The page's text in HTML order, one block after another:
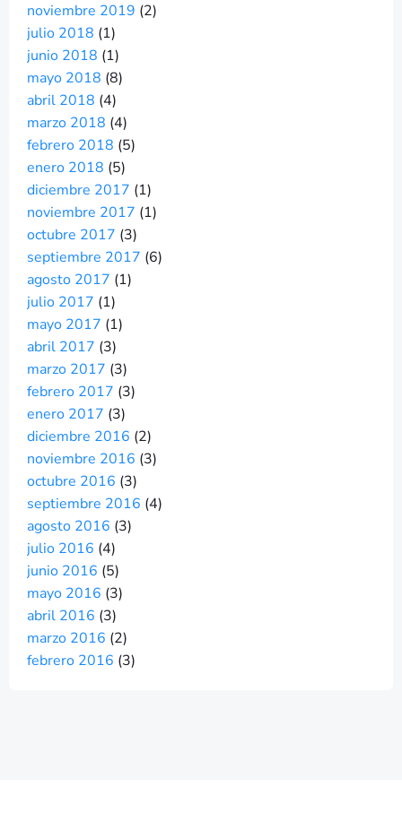
noviembre 2019 (2)
julio 2018 (1)
junio 2018 (1)
mayo 2018 (8)
abril 2018 (4)
marzo 2018 (4)
febrero 2018 (5)
enero 2018 (5)
diciembre 2017 (1)
noviembre 2017 (1)
octubre 2017 (3)
septiembre 2017 (6)
agosto 2017 (1)
julio 2017 (1)
mayo 2017 (1)
abril 2017 (3)
marzo 2017 (3)
febrero 2017 (3)
enero 2017 (3)
diciembre 2016 (2)
noviembre 2016 (3)
octubre 2016 (3)
septiembre 2016 (4)
agosto 2016 (3)
julio 2016 (4)
junio 2016 (5)
mayo 2016 (3)
abril 2016 (3)
marzo 2016 (2)
febrero 2016 (3)